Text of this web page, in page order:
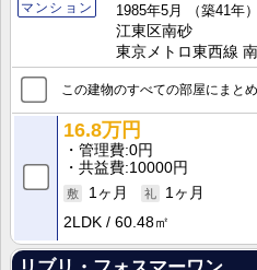
マンション
1985年5月
（築41年）
江東区南砂
東京メトロ東西線
この建物のすべての部屋にまと
16.8万円
管理費 0円
共益費 10000円
1ヶ月
1ヶ月
2LDK
60.48㎡